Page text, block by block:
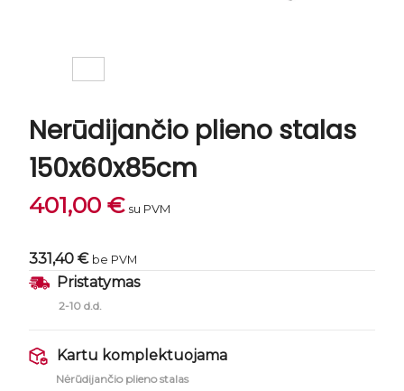
Nerūdijančio plieno stalas
150x60x85cm
401,00 € su PVM
331,40 € be PVM
Pristatymas
2-10 d.d.
Kartu komplektuojama
Nėrūdijančio plieno stalas